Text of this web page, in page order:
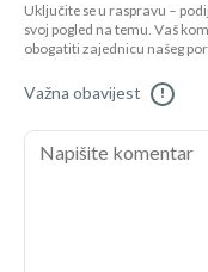
Uključite se u raspravu –
svoj pogled na temu. Vaš
obogatiti zajednicu našeg
Važna obavijest !